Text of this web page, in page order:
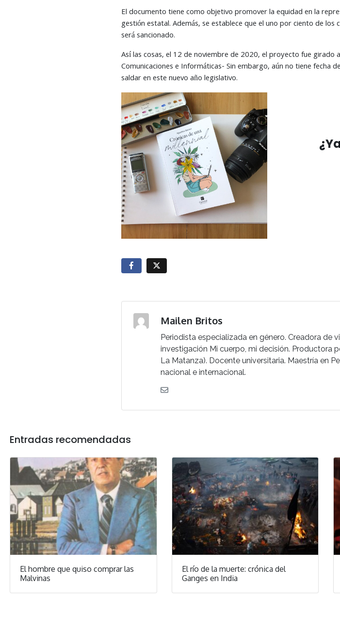
El documento tiene como objetivo promover la equidad en la
gestión estatal. Además, se establece que el uno por ciento de
será sancionado.
Así las cosas, el 12 de noviembre de 2020, el proyecto fue
Comunicaciones e Informáticas- Sin embargo, aún no tiene
saldar en este nuevo año legislativo.
Mailen Britos
Periodista especializada en género. Creadora de
investigación Mi cuerpo, mi decisión. Productora
La Matanza). Docente universitaria. Maestría en
nacional e internacional.
Entradas recomendadas
El hombre que quiso comprar las
Malvinas
El río de la muerte: crónica del
Ganges en India